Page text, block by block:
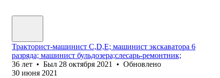
Тракторист-машинист C,D,E; машинист экскаватора 6
разряда; машинист бульдозера;слесарь-ремонтник;
36 лет • Был 28 октября 2021 • Обновлено
30 июня 2021